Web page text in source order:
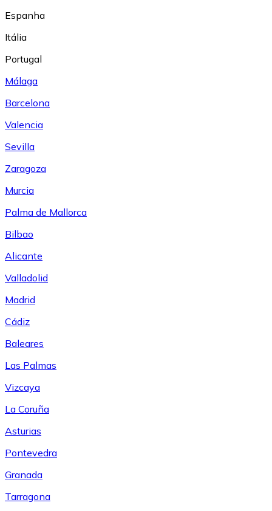
Espanha
Itália
Portugal
Málaga
Barcelona
Valencia
Sevilla
Zaragoza
Murcia
Palma de Mallorca
Bilbao
Alicante
Valladolid
Madrid
Cádiz
Baleares
Las Palmas
Vizcaya
La Coruña
Asturias
Pontevedra
Granada
Tarragona